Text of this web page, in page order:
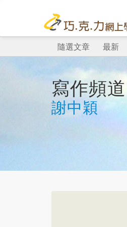
隨選文章 最新
寫作頻道
謝中穎